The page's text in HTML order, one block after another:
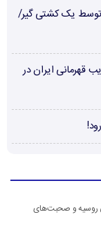
توسط یک کشتی گیر/
قهرمانی ایران در
روسیه و صحبت‌های